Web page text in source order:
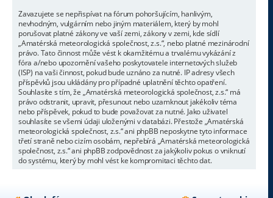
Zavazujete se nepřispívat na fórum pohoršujícím, hanlivým,
nevhodným, vulgárním nebo jiným materiálem, který by mohl
porušovat platné zákony ve vaší zemi, zákony v zemi, kde sídlí
„Amatérská meteorologická společnost, z.s.“, nebo platné mezinárodní
právo. Tato činnost může vést k okamžitému a trvalému vykázání z
fóra a/nebo upozornění vašeho poskytovatele internetových služeb
(ISP) na vaši činnost, pokud bude uznáno za nutné. IP adresy všech
příspěvků jsou ukládány pro případné uplatnění těchto opatření.
Souhlasíte s tím, že „Amatérská meteorologická společnost, z.s.“ má
právo odstranit, upravit, přesunout nebo uzamknout jakékoliv téma
nebo příspěvek, pokud to bude považovat za nutné. Jako uživatel
souhlasíte se všemi údaji uloženými v databázi. Přestože „Amatérská
meteorologická společnost, z.s.“ ani phpBB neposkytne tyto informace
třetí straně nebo cizím osobám, nepřebírá „Amatérská meteorologická
společnost, z.s.“ ani phpBB zodpovědnost za jakýkoliv pokus o vniknutí
do systému, který by mohl vést ke kompromitaci těchto dat.